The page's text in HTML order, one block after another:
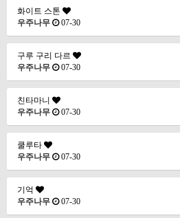
화이트 스톤
우주나무
07-30
구루 구리 다르
우주나무
07-30
친타마니
우주나무
07-30
쿨루타
우주나무
07-30
기억
우주나무
07-30